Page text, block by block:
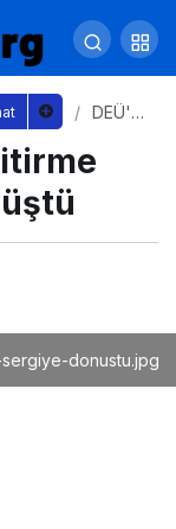
DEÜ'lü
ların
bitirme
donustu.jpg
Korosu'ndan